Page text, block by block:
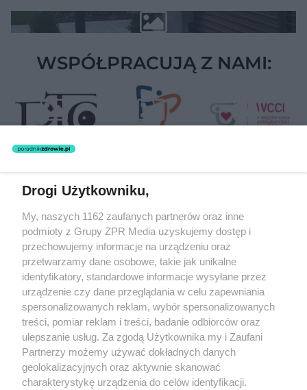
WSPÓŁPRACUJĄ Z NAMI:
rozpowszechniany lub dalej rozpowszechniany w jakikolwiek sposób
(w tym także elektroniczny lub mechaniczny) na jakimkolwiek polu
eksploatacji w jakiejkolwiek formie, włącznie z umieszczaniem w
Internecie bez pisemnej zgody właściciela praw. Jakiekolwiek użycie
lub wykorzystanie utworów w całości lub w części z naruszeniem
prawa, tzn. bez właściwej zgody, jest zabronione pod groźbą kary i
może być ścigane prawnie.
O nas
Drogi Użytkowniku,
My, naszych 1162 zaufanych partnerów oraz inne
podmioty z Grupy ZPR Media uzyskujemy dostęp i
przechowujemy informacje na urządzeniu oraz
przetwarzamy dane osobowe, takie jak unikalne
identyfikatory, standardowe informacje wysyłane przez
urządzenie czy dane przeglądania w celu zapewniania
spersonalizowanych reklam, wybór spersonalizowanych
treści, pomiar reklam i treści, badanie odbiorców oraz
ulepszanie usług. Za zgodą Użytkownika my i Zaufani
Partnerzy możemy używać dokładnych danych
geolokalizacyjnych oraz aktywnie skanować
charakterystykę urządzenia do celów identyfikacji.